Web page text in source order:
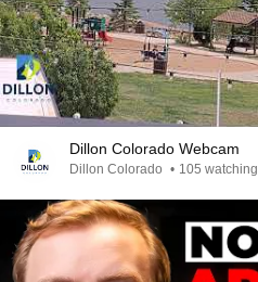
Dillon Colorado Webcam
Dillon Colorado • 105 watching